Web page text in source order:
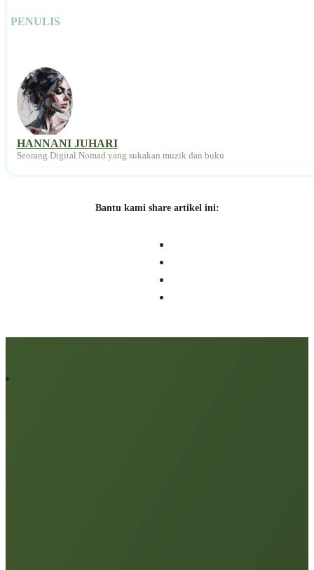
PENULIS
HANNANI JUHARI
Seorang Digital Nomad yang sukakan muzik dan buku
Bantu kami share artikel ini: